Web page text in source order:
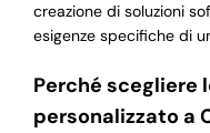
creazione di soluzioni
esigenze specifiche di
Perché scegliere
personalizzato a